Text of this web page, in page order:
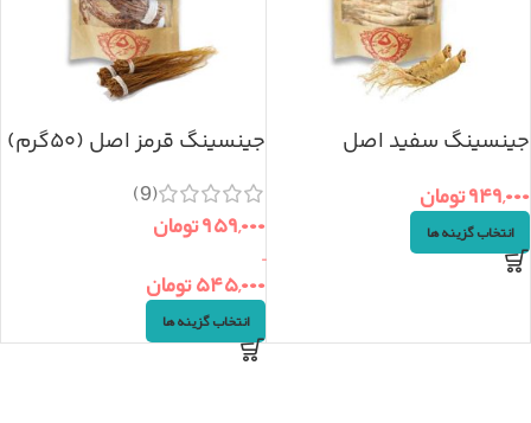
جینسینگ سفید اصل
۹۴۹,۰۰۰تومان
انتخاب گزینه ها
جینسینگ قرمز اصل (۵۰گرم)
(9)
۹۵۹,۰۰۰تومان
–
۵۴۵,۰۰۰تومان
انتخاب گزینه ها